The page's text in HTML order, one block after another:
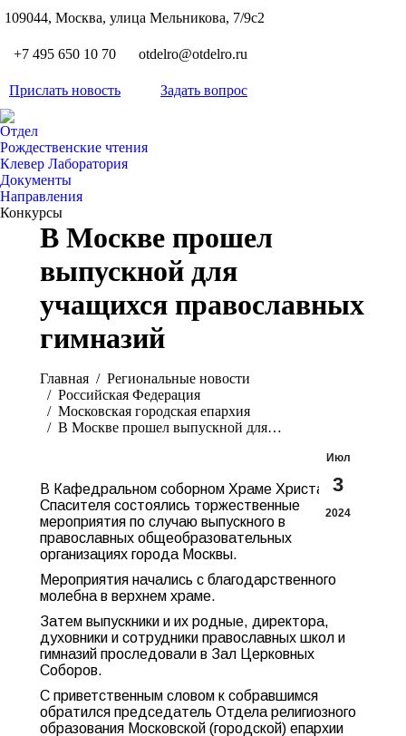
109044, Москва, улица Мельникова, 7/9с2
+7 495 650 10 70 otdelro@otdelro.ru
Прислать новость Задать вопрос
Отдел
Рождественские чтения
Клевер Лаборатория
Документы
Направления
Конкурсы
В Москве прошел
выпускной для
учащихся православных
гимназий
Главная
Pегиональные новости
Российская Федерация
Московская городская епархия
В Москве прошел выпускной для…
Июл
3
2024
В Кафедральном соборном Храме Христа
Спасителя состоялись торжественные
мероприятия по случаю выпускного в
православных общеобразовательных
организациях города Москвы.
Мероприятия начались с благодарственного
молебна в верхнем храме.
Затем выпускники и их родные, директора,
духовники и сотрудники православных школ и
гимназий проследовали в Зал Церковных
Соборов.
С приветственным словом к собравшимся
обратился председатель Отдела религиозного
образования Московской (городской) епархии